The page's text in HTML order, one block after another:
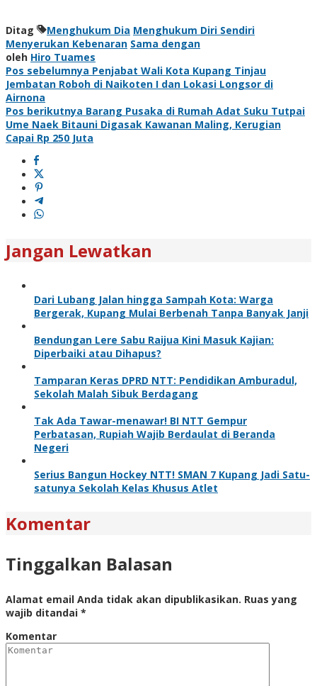
Ditag Menghukum Dia Menghukum Diri Sendiri
Menyerukan Kebenaran Sama dengan
oleh Hiro Tuames
Navigasi
pos
Pos sebelumnya Penjabat Wali Kota Kupang Tinjau
Jembatan Roboh di Naikoten I dan Lokasi Longsor di
Airnona
Pos berikutnya Barang Pusaka di Rumah Adat Suku Tutpai
Ume Naek Bitauni Digasak Kawanan Maling, Kerugian
Capai Rp 250 Juta
Jangan Lewatkan
Dari Lubang Jalan hingga Sampah Kota: Warga
Bergerak, Kupang Mulai Berbenah Tanpa Banyak Janji
Bendungan Lere Sabu Raijua Kini Masuk Kajian:
Diperbaiki atau Dihapus?
Tamparan Keras DPRD NTT: Pendidikan Amburadul,
Sekolah Malah Sibuk Berdagang
Tak Ada Tawar-menawar! BI NTT Gempur
Perbatasan, Rupiah Wajib Berdaulat di Beranda
Negeri
Serius Bangun Hockey NTT! SMAN 7 Kupang Jadi Satu-
satunya Sekolah Kelas Khusus Atlet
Komentar
Tinggalkan Balasan
Alamat email Anda tidak akan dipublikasikan. Ruas yang
wajib ditandai *
Komentar